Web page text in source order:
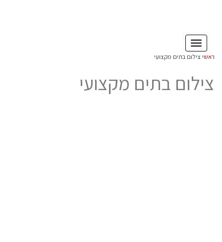
תפריט
ראשי צילום בתים מקצועי
צילום בתים מקצועי